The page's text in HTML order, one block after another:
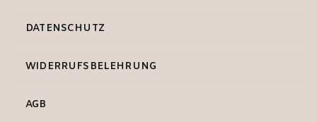
DATENSCHUTZ
WIDERRUFSBELEHRUNG
AGB